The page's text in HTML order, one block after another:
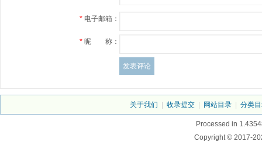
* 电子邮箱：
* 昵 称：
关于我们 收录提交 网站目录 分类
Processed in
Copyright © 2017-